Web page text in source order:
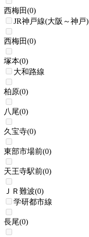
西梅田(0)
JR神戸線(大阪～神戸)
西梅田(0)
塚本(0)
大和路線
柏原(0)
八尾(0)
久宝寺(0)
東部市場前(0)
天王寺駅前(0)
ＪＲ難波(0)
学研都市線
長尾(0)